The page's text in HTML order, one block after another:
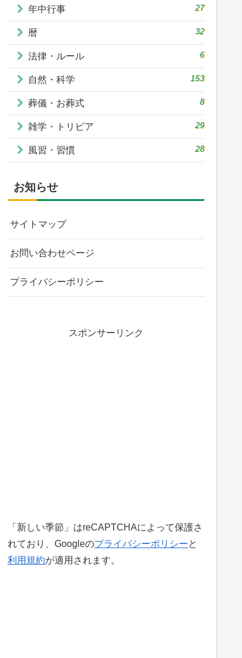
年中行事 27
暦 32
法律・ルール 6
自然・科学 153
葬儀・お葬式 8
雑学・トリビア 29
風習・習慣 28
お知らせ
サイトマップ
お問い合わせページ
プライバシーポリシー
スポンサーリンク
「新しい季節」はreCAPTCHAによって保護さ
れており、Googleのプライバシーポリシーと
利用規約が適用されます。